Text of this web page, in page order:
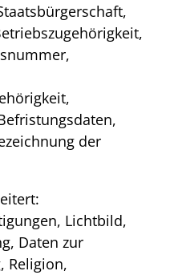
der
Lichtbild,
Daten zur
Religion,